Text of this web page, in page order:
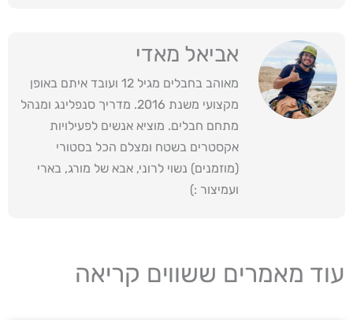
אביאל מאדי
מאוהב בחבלים מגיל 12 ועובד איתם באופן
מקצועי משנת 2016. מדריך סנפלינג ומנהל
מתחם חבלים. מוציא אנשים לפעילויות
אקסטרים בשטח ומצלם הכל בסטורי
(מוזמנים) נשוי לרוני, אבא של מורג, בארי
ועמיצור :)
עוד מאמרים ששווים קריאה